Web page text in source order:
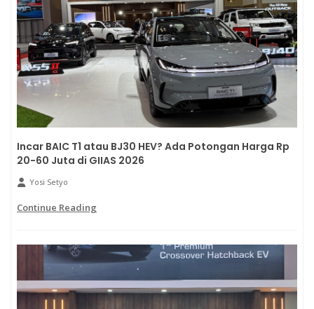
Incar BAIC T1 atau BJ30 HEV? Ada Potongan Harga Rp
20-60 Juta di GIIAS 2026
Yosi Setyo
Continue Reading